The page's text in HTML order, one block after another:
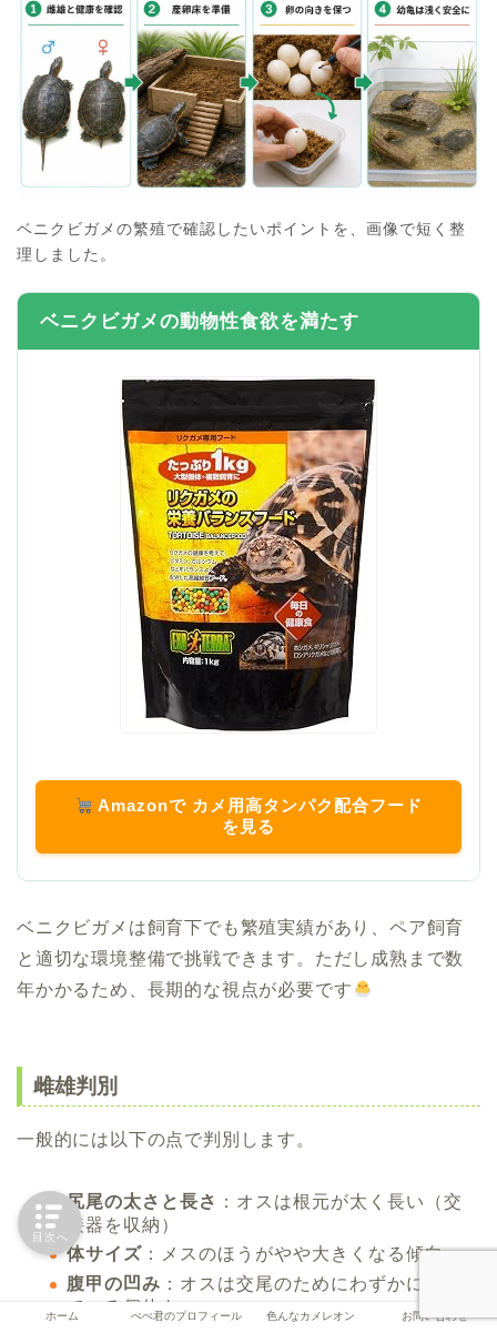
ベニクビガメの繁殖で確認したいポイントを、画像で短く整
理しました。
ベニクビガメの動物性食欲を満たす
Amazonで カメ用高タンパク配合フード
を見る
ベニクビガメは飼育下でも繁殖実績があり、ペア飼育
と適切な環境整備で挑戦できます。ただし成熟まで数
年かかるため、長期的な視点が必要です
雌雄判別
一般的には以下の点で判別します。
尻尾の太さと長さ ：オスは根元が太く長い（交
接器を収納）
体サイズ ：メスのほうがやや大きくなる傾向
腹甲の凹み ：オスは交尾のためにわずかに凹ん
でいる個体も
ホーム ぺぺ君のプロフィール 色んなカメレオン お問い合わせ
目次へ